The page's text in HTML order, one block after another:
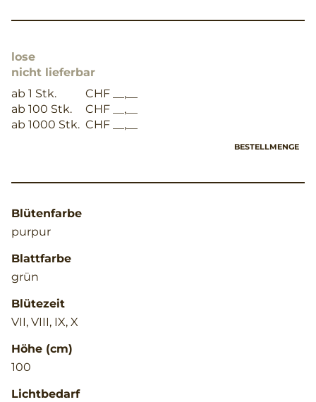
lose
nicht lieferbar
ab 1 Stk.
CHF __,__
ab 100 Stk.
CHF __,__
ab 1000 Stk. CHF __,__
BESTELLMENGE
Blütenfarbe
purpur
Blattfarbe
grün
Blütezeit
VII, VIII, IX, X
Höhe (cm)
100
Lichtbedarf